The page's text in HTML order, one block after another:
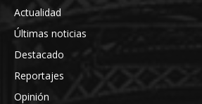
Actualidad
Últimas noticias
Destacado
Reportajes
Opinión